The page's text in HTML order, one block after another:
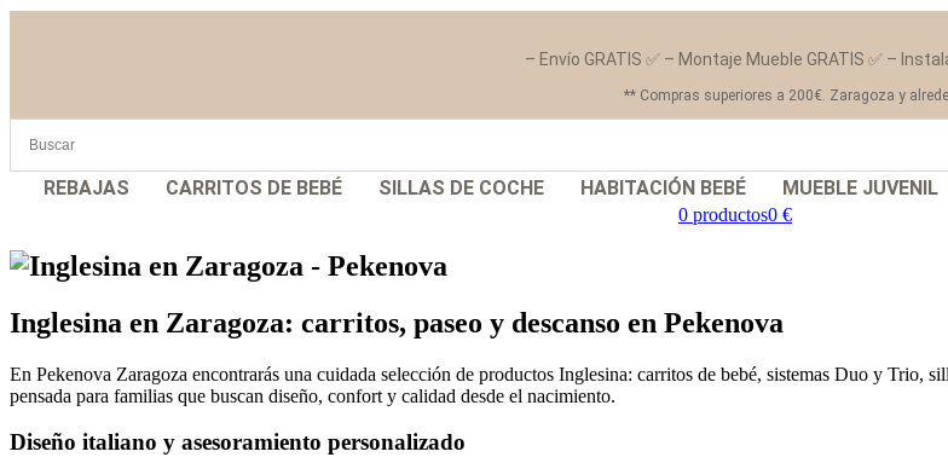
– Envío GRATIS ✅ – Montaje Mueble GRATIS ✅ –
** Compras superiores a 200€. Zaragoza y
REBAJAS CARRITOS DE BEBÉ SILLAS DE COCHE HABITACIÓN BEBÉ MUEBLE JUVENIL
0 productos0 €
Inglesina en Zaragoza: carritos, paseo y descanso en Pekenova
En Pekenova Zaragoza encontrarás una cuidada selección de productos Inglesina: carritos de bebé, sistemas Duo y Trio,
pensada para familias que buscan diseño, confort y calidad desde el nacimiento.
Diseño italiano y asesoramiento personalizado